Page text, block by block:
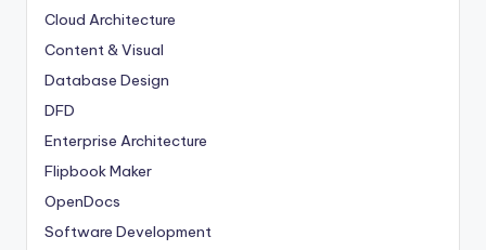
Cloud Architecture
Content & Visual
Database Design
DFD
Enterprise Architecture
Flipbook Maker
OpenDocs
Software Development